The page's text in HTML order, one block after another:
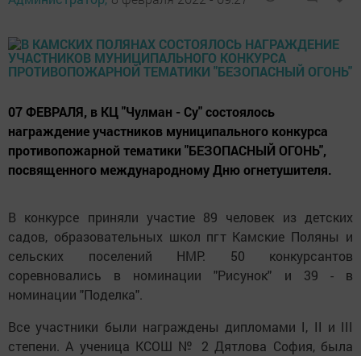
07 ФЕВРАЛЯ, в КЦ "Чулман - Су" состоялось
награждение участников муниципального конкурса
противопожарной тематики "БЕЗОПАСНЫЙ ОГОНЬ",
посвященного международному Дню огнетушителя.
В конкурсе приняли участие 89 человек из детских
садов, образовательных школ пгт Камские Поляны и
сельских поселений НМР. 50 конкурсантов
соревновались в номинации "Рисунок" и 39 - в
номинации "Поделка".
Все участники были награждены дипломами I, II и III
степени. А ученица КСОШ № 2 Дятлова София, была